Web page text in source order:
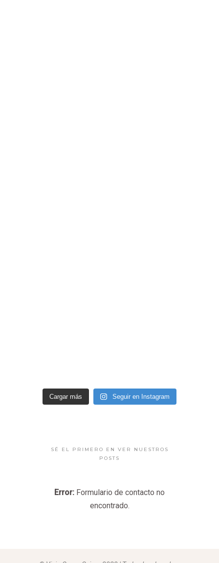
Cargar más Seguir en Instagram
SÉ EL PRIMERO EN VER NUESTROS
POSTS
Error: Formulario de contacto no
encontrado.